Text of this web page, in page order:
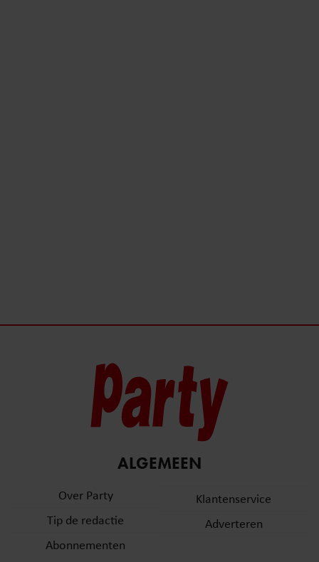
ALGEMEEN
Over Party
Tip de redactie
Abonnementen
Klantenservice
Adverteren